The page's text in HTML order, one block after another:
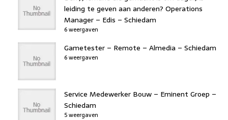
leiding te geven aan anderen? Operations
Manager – Edis – Schiedam
6 weergaven
Gametester – Remote – Almedia – Schiedam
6 weergaven
Service Medewerker Bouw – Eminent Groep –
Schiedam
5 weergaven